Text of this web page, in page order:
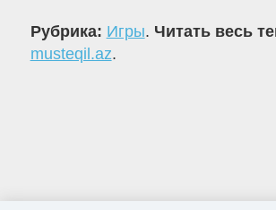
Рубрика: Игры. Читать весь
musteqil.az.